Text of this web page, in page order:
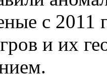
с 2011
и их